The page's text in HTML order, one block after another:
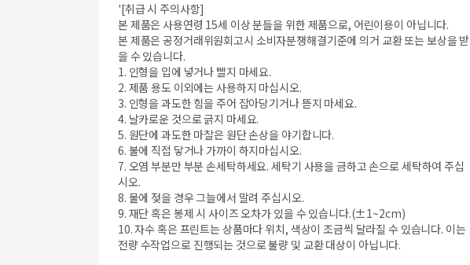
'[취급 시 주의사항]
본 제품은 사용연령 15세 이상 분들을 위한 제품으로, 어린이용이 아닙니다.
본 제품은 공정거래위원회고시 소비자분쟁해결기준에 의거 교환 또는 보상을 받
을 수 있습니다.
1. 인형을 입에 넣거나 빨지 마세요.
2. 제품 용도 이외에는 사용하지 마십시오.
3. 인형을 과도한 힘을 주어 잡아당기거나 뜯지 마세요.
4. 날카로운 것으로 긁지 마세요.
5. 원단에 과도한 마찰은 원단 손상을 야기합니다.
6. 불에 직접 닿거나 가까이 하지마십시오.
7. 오염 부분만 부분 손세탁하세요. 세탁기 사용을 금하고 손으로 세탁하여 주십
시오.
8. 물에 젖을 경우 그늘에서 말려 주십시오.
9. 재단 혹은 봉제 시 사이즈 오차가 있을 수 있습니다.(±1~2cm)
10. 자수 혹은 프린트는 상품마다 위치, 색상이 조금씩 달라질 수 있습니다. 이는
전량 수작업으로 진행되는 것으로 불량 및 교환 대상이 아닙니다.